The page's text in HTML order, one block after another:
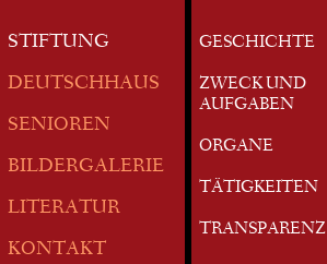
STIFTUNG
DEUTSCHHAUS
SENIOREN
BILDERGALERIE
LITERATUR
KONTAKT
GESCHICHTE
ZWECK UND
AUFGABEN
ORGANE
TÄTIGKEITEN
TRANSPARENZ